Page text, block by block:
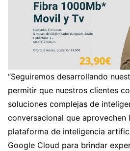
“Seguiremos desarrollando
permitir que nuestros clientes
soluciones complejas de
conversacional que aprovechen
plataforma de inteligencia
Google Cloud para brindar